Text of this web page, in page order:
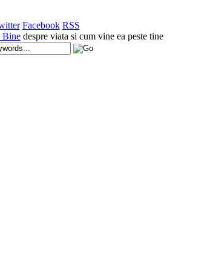
Facebook RSS
Bine despre viata si cum vine ea peste tine